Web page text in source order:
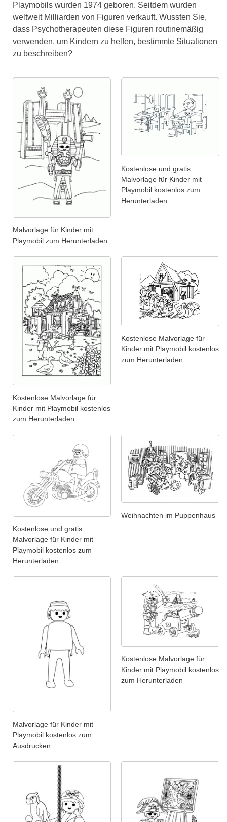
Playmobils wurden 1974 geboren. Seitdem wurden
weltweit Milliarden von Figuren verkauft. Wussten Sie,
dass Psychotherapeuten diese Figuren routinemäßig
verwenden, um Kindern zu helfen, bestimmte Situationen
zu beschreiben?
Malvorlage für Kinder mit
Playmobil zum Herunterladen
Kostenlose und gratis
Malvorlage für Kinder mit
Playmobil kostenlos zum
Herunterladen
Kostenlose Malvorlage für
Kinder mit Playmobil kostenlos
zum Herunterladen
Kostenlose Malvorlage für
Kinder mit Playmobil kostenlos
zum Herunterladen
Kostenlose und gratis
Malvorlage für Kinder mit
Playmobil kostenlos zum
Herunterladen
Weihnachten im Puppenhaus
Malvorlage für Kinder mit
Playmobil kostenlos zum
Ausdrucken
Kostenlose Malvorlage für
Kinder mit Playmobil kostenlos
zum Herunterladen